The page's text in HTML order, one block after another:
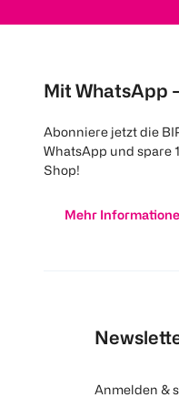
Mit WhatsApp
Abonniere jetzt die
WhatsApp und spare
Shop!
Mehr
Anmelden &